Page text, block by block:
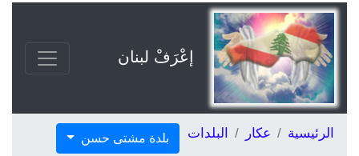
إعْرَفْ لبنان
الرئيسية عكار البلدات بلدة مشتى حسن